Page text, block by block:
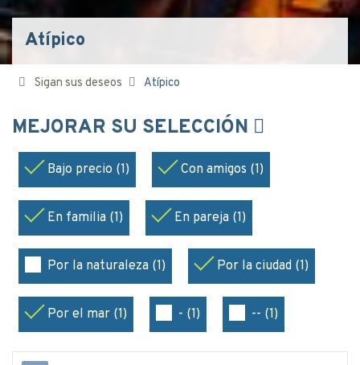
Atípico
Sigan sus deseos Atípico
MEJORAR SU SELECCIÓN
Bajo precio (1) Con amigos (1)
En familia (1) En pareja (1)
Por la naturaleza (1) Por la ciudad (1)
Por el mar (1) - (1) -- (1)